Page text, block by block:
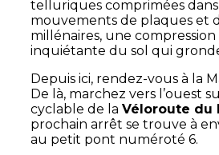
telluriques comprimées
mouvements de plaques et
millénaires, une
inquiétante du sol qui
Depuis ici, rendez-vous à la
De là, marchez vers l’ouest
cyclable de la Véloroute du
prochain arrêt se trouve à
au petit pont numéroté 6.